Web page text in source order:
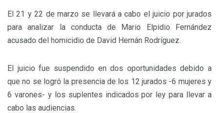
El 21 y 22 de marzo se llevará a cabo el juicio por jurados
para analizar la conducta de Mario Elpidio Fernández
acusado del homicidio de David Hernán Rodríguez.
El juicio fue suspendido en dos oportunidades debido a
que no se logró la presencia de los 12 jurados -6 mujeres y
6 varones- y los suplentes indicados por ley para llevar a
cabo las audiencias.